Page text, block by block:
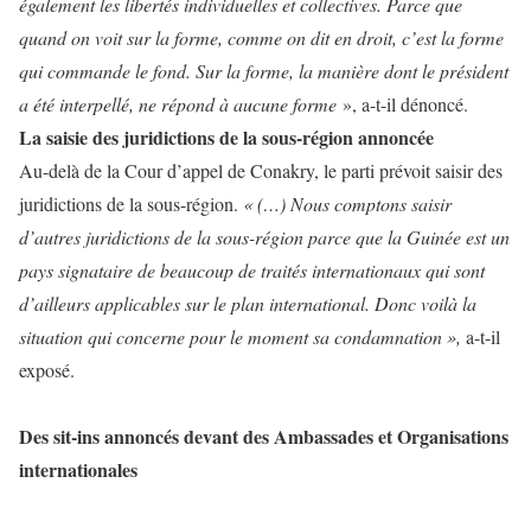
quand on voit sur la forme, comme on dit en droit, c’est la forme
qui commande le fond. Sur la forme, la manière dont le président
a été interpellé, ne répond à aucune forme », a-t-il dénoncé.
La saisie des juridictions de la sous-région annoncée
Au-delà de la Cour d’appel de Conakry, le parti prévoit saisir des
juridictions de la sous-région. « (…) Nous comptons saisir
d’autres juridictions de la sous-région parce que la Guinée est un
pays signataire de beaucoup de traités internationaux qui sont
d’ailleurs applicables sur le plan international. Donc voilà la
situation qui concerne pour le moment sa condamnation », a-t-il
exposé.
Des sit-ins annoncés devant des Ambassades et Organisations
internationales